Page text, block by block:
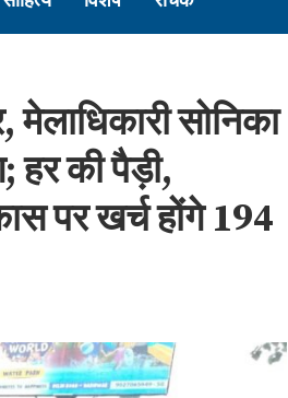
सोनिका
हर की पैड़ी,
पर खर्च होंगे 194